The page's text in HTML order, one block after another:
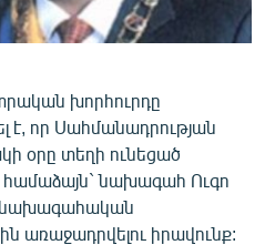
խորհուրդը
որ Սահմանադրության
օրը տեղի ունեցած
համաձայն` նախագահ Ուգո
նախագահական
առաջադրվելու իրավունք: